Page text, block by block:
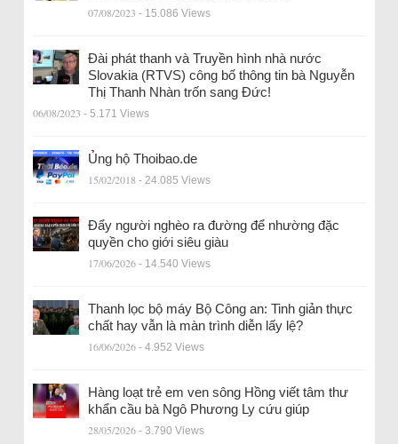
07/08/2023 - 15.086 Views
Đài phát thanh và Truyền hình nhà nước
Slovakia (RTVS) công bố thông tin bà Nguyễn
Thị Thanh Nhàn trốn sang Đức!
06/08/2023 - 5.171 Views
Ủng hộ Thoibao.de
15/02/2018 - 24.085 Views
Đẩy người nghèo ra đường để nhường đặc
quyền cho giới siêu giàu
17/06/2026 - 14.540 Views
Thanh lọc bộ máy Bộ Công an: Tinh giản thực
chất hay vẫn là màn trình diễn lấy lệ?
16/06/2026 - 4.952 Views
Hàng loạt trẻ em ven sông Hồng viết tâm thư
khẩn cầu bà Ngô Phương Ly cứu giúp
28/05/2026 - 3.790 Views